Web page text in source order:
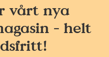
vårt nya
- helt